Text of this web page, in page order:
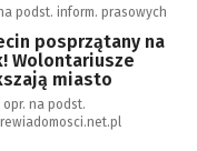
podst. inform. prasowych
posprzątany na
Wolontariusze
miasto
opr. na podst.